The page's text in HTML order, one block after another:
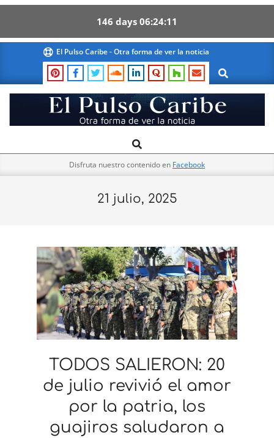
146 days 06 24 11
content
El Pulso Caribe - Otra forma de ver la noticia
Search
El
Pulso
Navigation
Search
Disfruta nuestro contenido en Facebook
21 julio, 2025
TODOS SALIERON: 20
de julio revivió el amor
por la patria, los
guajiros saludaron a